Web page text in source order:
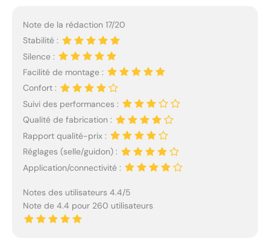
Note de la rédaction 17/20
Stabilité :
Silence :
Facilité de montage :
Confort :
Suivi des performances :
Qualité de fabrication :
Rapport qualité-prix :
Réglages (selle/guidon) :
Application/connectivité :
Notes des utilisateurs 4.4/5
Note de 4.4 pour 260 utilisateurs